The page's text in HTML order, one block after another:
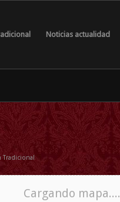
Noticias actualidad
Tradicional
Cargando mapa....